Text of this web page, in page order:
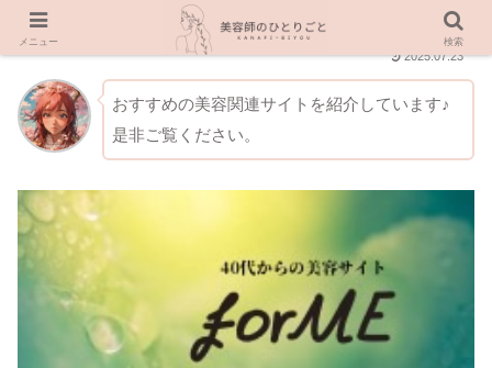
2025.07.23
おすすめの美容関連サイトを紹介しています♪
是非ご覧ください。
メニュー 検索